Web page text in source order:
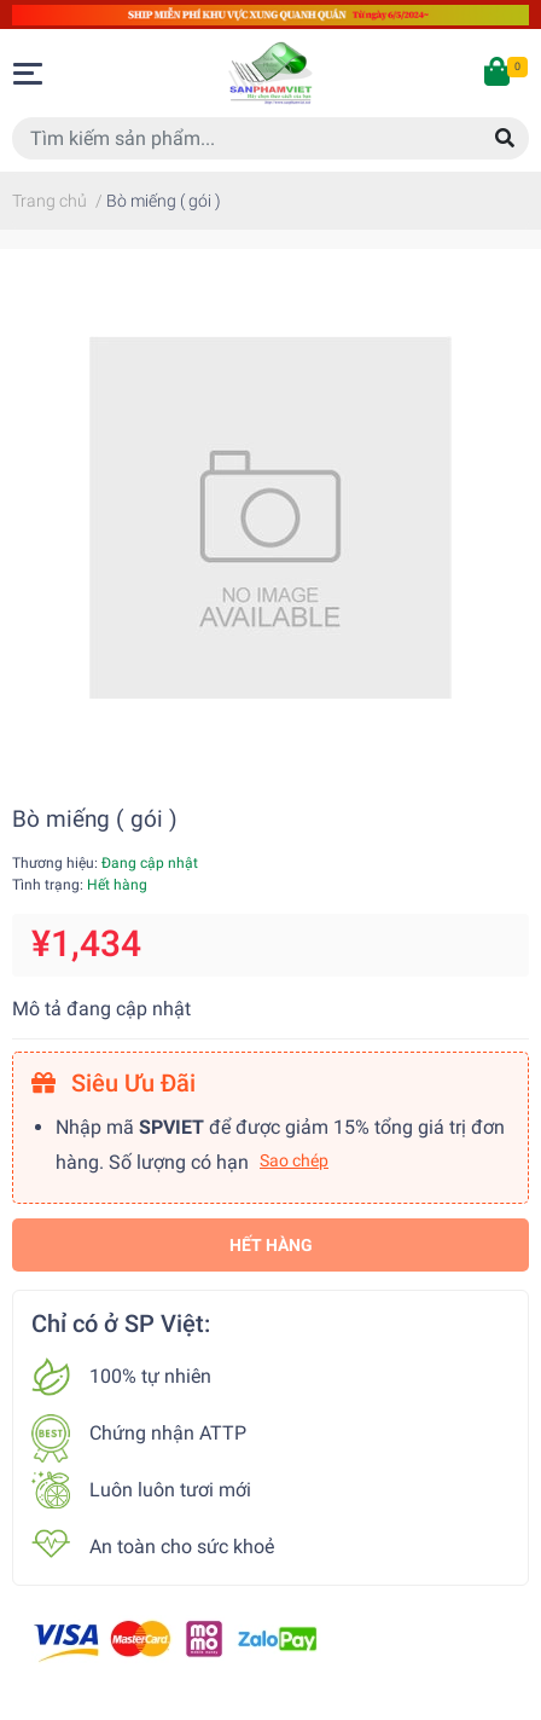
0
Trang chủ / Bò miếng ( gói )
Bò miếng ( gói )
Thương hiệu: Đang cập nhật
Tình trạng: Hết hàng
¥1,434
Mô tả đang cập nhật
Siêu Ưu Đãi
Nhập mã SPVIET để được giảm 15% tổng giá trị đơn
hàng. Số lượng có hạn
Sao chép
HẾT HÀNG
Chỉ có ở SP Việt:
100% tự nhiên
Chứng nhận ATTP
Luôn luôn tươi mới
An toàn cho sức khoẻ